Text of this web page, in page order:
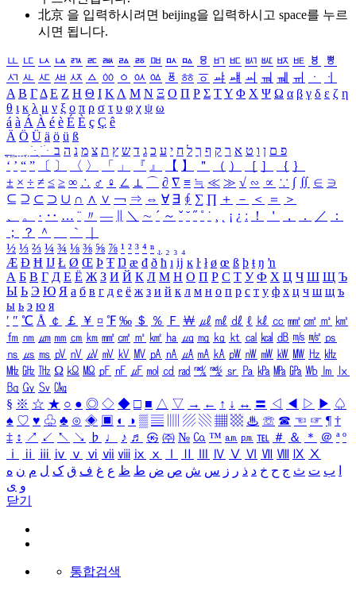
北京 을 입력하시려면 beijing을 입력하시고 space를 누르
시면 됩니다.
ㅥ ㅦ ㅧ ㅨ ㅩ ㅪ ㅫ ㅬ ㅭ ㅮ ㅯ ㅰ ㅱ ㅲ ㅳ ㅴ ㅵ ㅶ ㅷ ㅸ
ㅹ
ㅺ ㅻ ㅼ ㅽ ㅾ ㅿ ㆀ ㆁ ㆂ ㆃ ㆄ ㆅ ㆆ ㆇ ㆈ ㆉ ㆊ ㆋ ㆌ ㆍ
ㆎ
Α Β ΓΔ Ε Ζ Η Θ Ι ΚΛ Μ Ν Ξ Ο Π Ρ Σ ΤΥ Φ Χ Ψ Ω α β γ δ ε ζ η
θ ι κ λ μ ν ξ ο π ρ σ τ υ φ χ ψ ω
á à Á À é è É È ç Ç ê
Ä Ö Ü ä ö ü ß
ִֶֹ ֻּ ׁׂ פ ם ן ו ט א ר ק ף ך ל ח י ע כ ג ד ש ץ ת צ מ נ ה ב
‘ ’ “ ” 〔 〕 〈 〉 「 」 『 』 【 】 ＂ （ ） ［ ］ ｛ ｝
± × ÷ ≠ ≤ ≥ ∞ ∴ ♂ ♀ ∠ ⊥ ⌒ ∂ ∇ ≡ ≒ ≪ ≫ √ ∽ ∝ ∵ ∫ ∬ ∈ ∋
⊆ ⊇ ⊂ ⊃ ∪ ∩ ∧ ∨ ￢ ⇒ ⇔ ∀ ∃ ∮ ∑ ∏ ＋ － ＜ ＝
＞
、
。 · ‥ … ¨ 〃 ― ＼ ∼ ´ ～ ˇ ˘ ˝ ˚ ˙ ¸ ¡ ¿ ː ！ ＇ ， ． ／
：
；
？ ＾ ｀
½ ⅓ ⅔ ¼ ¾ ⅛ ⅜ ⅝ ⅞ ¹ ² ³ ⁴ ⁿ ₁ ₂ ₃ ₄
Æ Ð Ħ Ĳ Ł Ø Œ Þ Ŧ Ŋ æ đ ð ħ ı ĳ ĸ ŀ ł ø œ ß þ ŧ ŋ ŉ
А Б В Г Д Е Ё Ж З И Й К Л М Н О П Р С Т У Ф Х Ц Ч Ш Щ Ъ
Ы Ь Э Ю Я а б в г д е ё ж з и й к л м н о п р с т у ф х ц ч ш щ ъ
ы ь э ю я
′ ″ ℃ Å ￠ ￡ ￥ ¤ ℉ ‰ ＄ ％ Ｆ ￦ ㎕ ㎖ ㎗ ℓ ㎘ ㏄ ㎣ ㎤ ㎥ ㎦
㎙ ㎚ ㎛ ㎜ ㎝ ㎞ ㎟ ㎠ ㎡ ㎢ ㏊ ㎍ ㎎ ㎏ ㏏ ㎈ ㎉ ㏈ ㎧ ㎨ ㎰
㎱ ㎲ ㎳ ㎴ ㎵ ㎶ ㎷ ㎸ ㎹ ㎀ ㎁ ㎂ ㎃ ㎄ ㎺ ㎻ ㎽ ㎾ ㎿ ㎐ ㎑
㎒ ㎓ ㎔ Ω ㏀ ㏁ ㎊ ㎋ ㎌ ㏖ ㏅ ㎭ ㎮ ㎯ ㏛ ㎩ ㎪ ㎫ ㎬ ㏝ ㏐
㏓
㏃ ㏉ ㏜ ㏆
§ ※ ☆ ★ ○ ● ◎ ◇ ◆ □ ■ △ ▽ → ← ↑ ↓ ↔ 〓 ◁ ◀ ▷ ▶ ♤
♠ ♡ ♥ ♧ ♣ ⊙ ◈ ▣ ◐ ◑ ▒ ▤ ▨ ▧ ▦ ▩ ♨ ☏ ☎ ☜ ☞ ¶ †
‡ ↕ ↗ ↙ ↖ ↘ ♭ ♩ ♪ ♬ ㉿ ㈜ № ㏇ ™ ㏂ ㏘ ℡ ＃ ＆ ＊ ＠ ª º
ⅰ
ⅱ ⅲ ⅳ ⅴ ⅵ ⅶ ⅷ ⅸ ⅹ Ⅳ Ⅴ Ⅵ Ⅶ Ⅷ Ⅸ Ⅹ
ب ت ث ج ح خ د ذ ر ز س ش ص ض ط ظ ع غ ف ق ک ل م ن ه
و ی
닫기
통합검색